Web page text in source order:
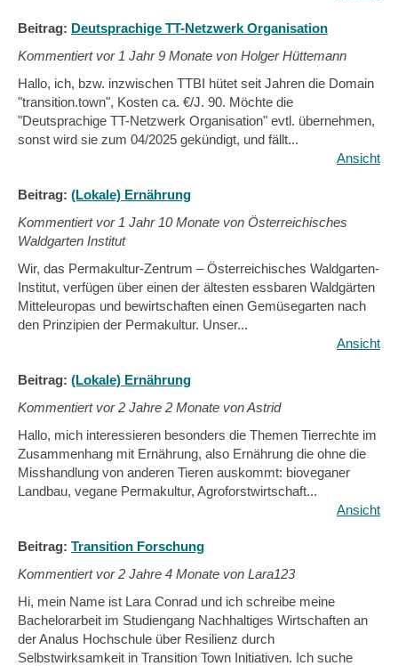
Beitrag: Deutsprachige TT-Netzwerk Organisation
Kommentiert vor 1 Jahr 9 Monate von Holger Hüttemann
Hallo, ich, bzw. inzwischen TTBI hütet seit Jahren die Domain
"transition.town", Kosten ca. €/J. 90. Möchte die
"Deutsprachige TT-Netzwerk Organisation" evtl. übernehmen,
sonst wird sie zum 04/2025 gekündigt, und fällt...
Ansicht
Beitrag: (Lokale) Ernährung
Kommentiert vor 1 Jahr 10 Monate von Österreichisches
Waldgarten Institut
Wir, das Permakultur-Zentrum – Österreichisches Waldgarten-
Institut, verfügen über einen der ältesten essbaren Waldgärten
Mitteleuropas und bewirtschaften einen Gemüsegarten nach
den Prinzipien der Permakultur. Unser...
Ansicht
Beitrag: (Lokale) Ernährung
Kommentiert vor2 Jahre 2 Monate von Astrid
Hallo, mich interessieren besonders die Themen Tierrechte im
Zusammenhang mit Ernährung, also Ernährung die ohne die
Misshandlung von anderen Tieren auskommt: bioveganer
Landbau, vegane Permakultur, Agroforstwirtschaft...
Ansicht
Beitrag: Transition Forschung
Kommentiert vor2 Jahre 4 Monate von Lara123
Hi, mein Name ist Lara Conrad und ich schreibe meine
Bachelorarbeit im Studiengang Nachhaltiges Wirtschaften an
der Analus Hochschule über Resilienz durch
Selbstwirksamkeit in Transition Town Initiativen. Ich suche